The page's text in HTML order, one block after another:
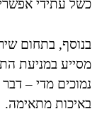
כשל עתידי
בנוסף, בתחום
מסייע במניעת
נמוכים מדי –
באיכות מתאימה.